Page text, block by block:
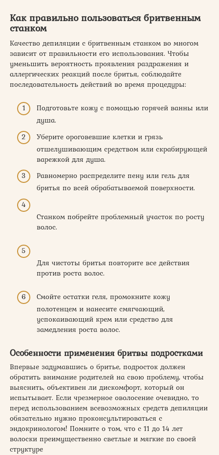
Как правильно пользоваться бритвенным
станком
Качество депиляции с бритвенным станком во многом
зависит от правильности его использования. Чтобы
уменьшить вероятность проявления раздражения и
аллергических реакций после бритья, соблюдайте
последовательность действий во время процедуры:
Подготовьте кожу с помощью горячей ванны или
душа.
Уберите ороговевшие клетки и грязь
отшелушивающим средством или скрабирующей
варежкой для душа.
Равномерно распределите пену или гель для
бритья по всей обрабатываемой поверхности.
Станком побрейте проблемный участок по росту
волос.
Для чистоты бритья повторите все действия
против роста волос.
Смойте остатки геля, промокните кожу
полотенцем и нанесите смягчающий,
успокаивающий крем или средство для
замедления роста волос.
Особенности применения бритвы подростками
Впервые задумавшись о бритье, подросток должен
обратить внимание родителей на свою проблему, чтобы
выяснить, объективен ли дискомфорт, который он
испытывает. Если чрезмерное оволосение очевидно, то
перед использованием всевозможных средств депиляции
обязательно нужно проконсультироваться с
эндокринологом! Помните о том, что с 11 до 14 лет
волоски преимущественно светлые и мягкие по своей
структуре